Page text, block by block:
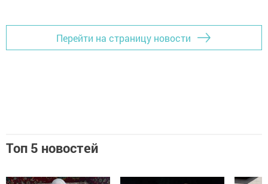
Перейти на страницу новости
Топ 5 новостей